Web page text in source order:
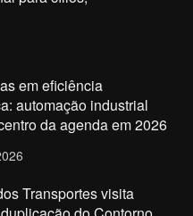
em eficiência
automação industrial
da agenda em 2026
Transportes visita